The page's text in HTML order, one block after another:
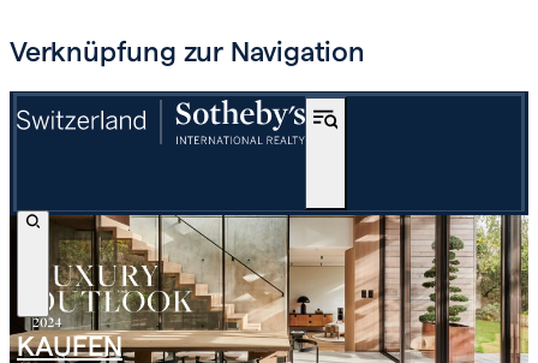
Verknüpfung zur Navigation
KAUFEN